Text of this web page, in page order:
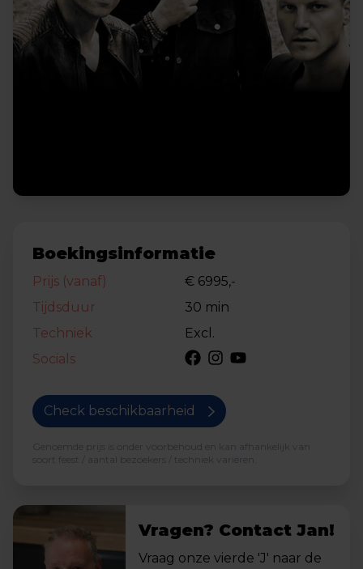
Boekingsinformatie
Prijs (vanaf)
€ 6995,-
Tijdsduur
30 min
Techniek
Excl.
Socials
Check beschikbaarheid
Genoemde prijs is onder voorbehoud en kan afhankelijk van
soort feest / aantal bezoekers / techniek variëren.
Vragen? Contact Jan!
Vraag onze vierde 'J' naar de